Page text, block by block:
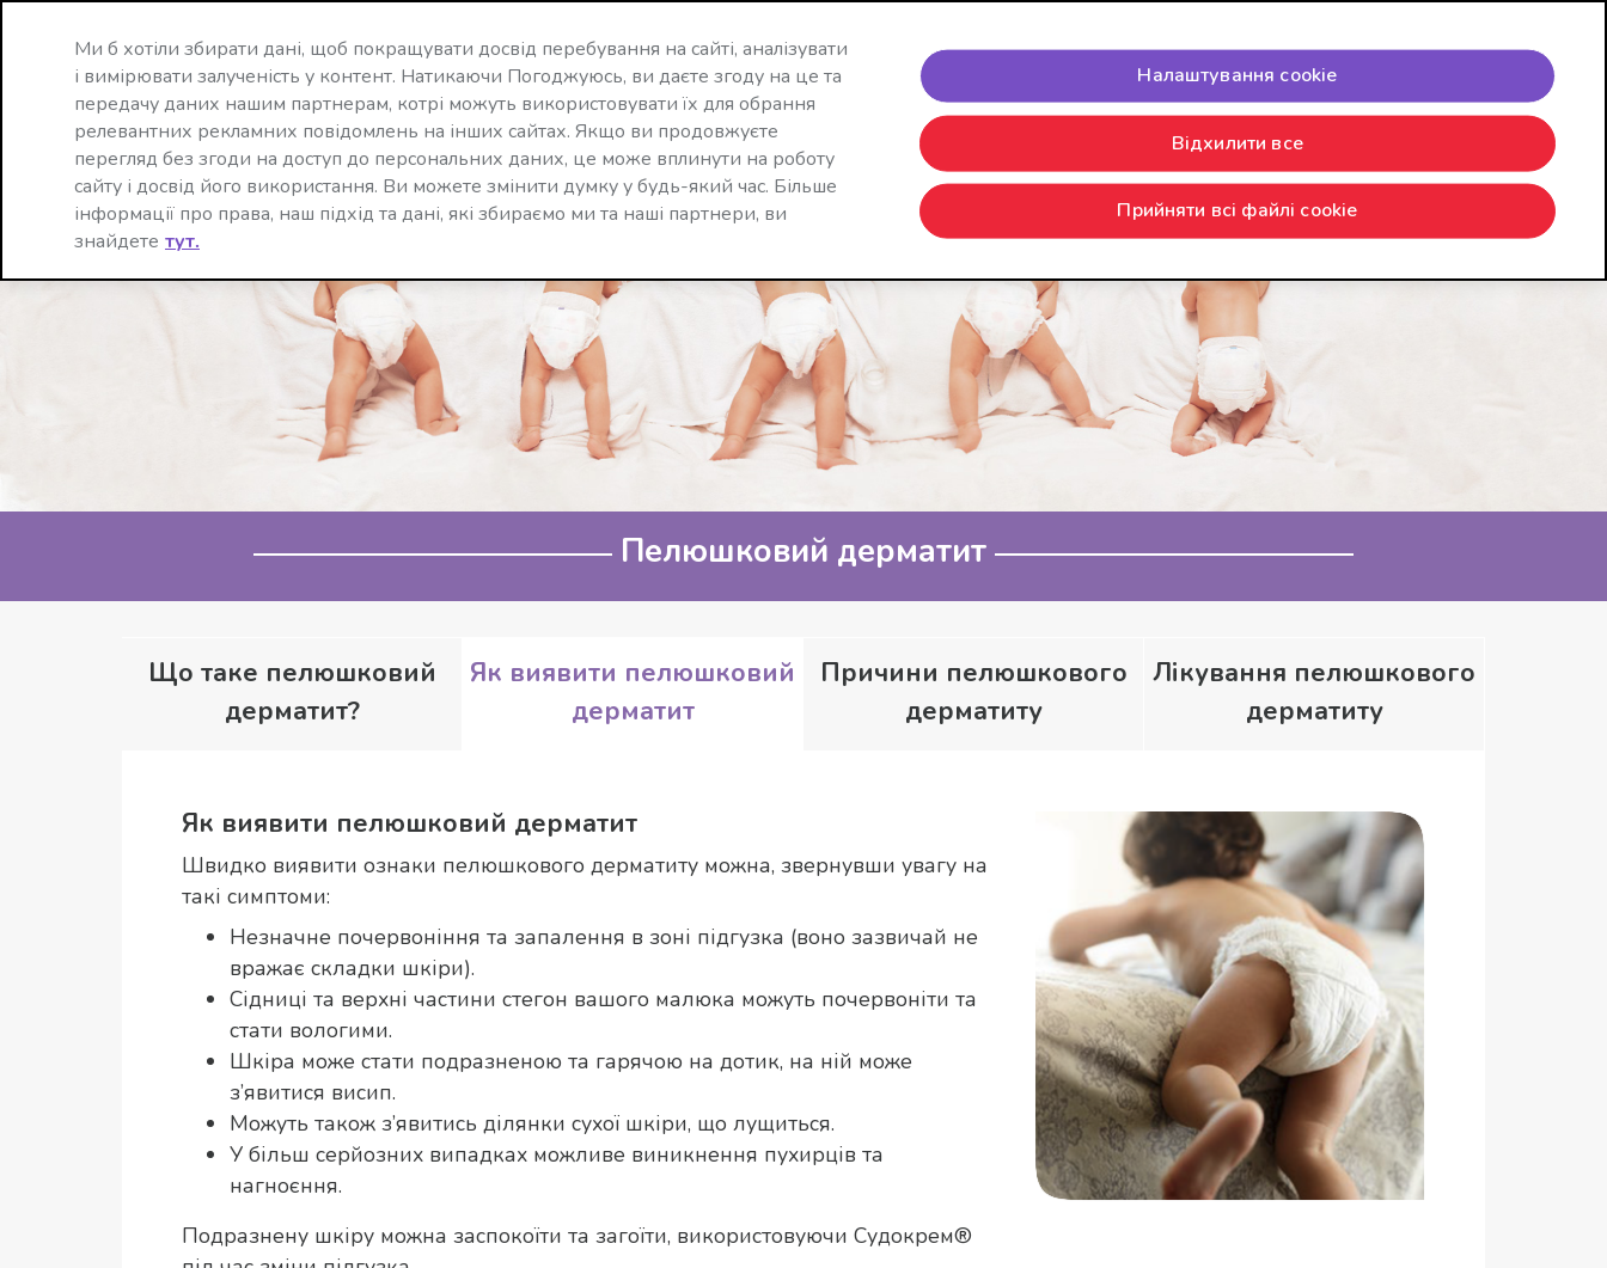
Продукт Пелюшковий дерматит Ваша сім’я Історія Часті питання
Пелюшковий дерматит
Що таке пелюшковий
дерматит?
Як виявити пелюшковий
дерматит
Причини пелюшкового
дерматиту
Лікування пелюшкового
дерматиту
Як виявити пелюшковий дерматит
Швидко виявити ознаки пелюшкового дерматиту можна, звернувши увагу на
такі симптоми:
Незначне почервоніння та запалення в зоні підгузка (воно зазвичай не
вражає складки шкіри).
Сідниці та верхні частини стегон вашого малюка можуть почервоніти та
стати вологими.
Шкіра може стати подразненою та гарячою на дотик, на ній може
з’явитися висип.
Можуть також з’явитись ділянки сухої шкіри, що лущиться.
У більш серйозних випадках можливе виникнення пухирців та
нагноєння.
Подразнену шкіру можна заспокоїти та загоїти, використовуючи Судокрем®
Ми б хотіли збирати дані, щоб покращувати досвід перебування на сайті, аналізувати
і вимірювати залученість у контент. Натикаючи Погоджуюсь, ви даєте згоду на це та
передачу даних нашим партнерам, котрі можуть використовувати їх для обрання
релевантних рекламних повідомлень на інших сайтах. Якщо ви продовжуєте
перегляд без згоди на доступ до персональних даних, це може вплинути на роботу
сайту і досвід його використання. Ви можете змінити думку у будь-який час. Більше
інформації про права, наш підхід та дані, які збираємо ми та наші партнери, ви
знайдете тут.
Налаштування cookie
Відхилити все
Прийняти всі файлі cookie